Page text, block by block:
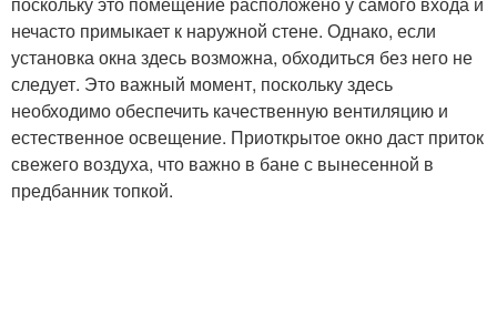
нечасто примыкает к наружной стене. Однако, если
установка окна здесь возможна, обходиться без него не
следует. Это важный момент, поскольку здесь
необходимо обеспечить качественную вентиляцию и
естественное освещение. Приоткрытое окно даст приток
свежего воздуха, что важно в бане с вынесенной в
предбанник топкой.